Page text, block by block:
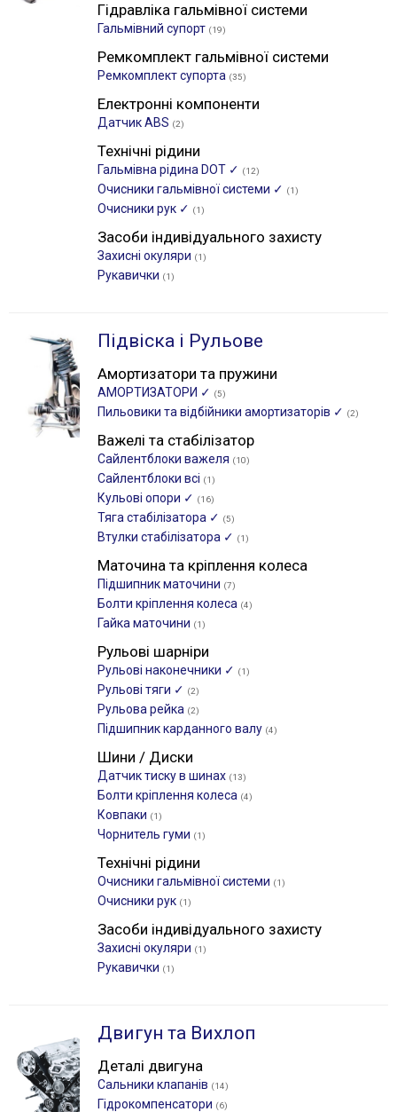
Гідравліка гальмівної системи
Гальмівний супорт (19)
Ремкомплект гальмівної системи
Ремкомплект супорта (35)
Електронні компоненти
Датчик ABS (2)
Технічні рідини
Гальмівна рідина DOT ✓ (12)
Очисники гальмівної системи ✓ (1)
Очисники рук ✓ (1)
Засоби індивідуального захисту
Захисні окуляри (1)
Рукавички (1)
Підвіска і Рульове
Амортизатори та пружини
АМОРТИЗАТОРИ ✓ (5)
Пильовики та відбійники амортизаторів ✓ (2)
Важелі та стабілізатор
Сайлентблоки важеля (10)
Сайлентблоки всі (1)
Кульові опори ✓ (16)
Тяга стабілізатора ✓ (5)
Втулки стабілізатора ✓ (1)
Маточина та кріплення колеса
Підшипник маточини (7)
Болти кріплення колеса (4)
Гайка маточини (1)
Рульові шарніри
Рульові наконечники ✓ (1)
Рульові тяги ✓ (2)
Рульова рейка (2)
Підшипник карданного валу (4)
Шини / Диски
Датчик тиску в шинах (13)
Болти кріплення колеса (4)
Ковпаки (1)
Чорнитель гуми (1)
Технічні рідини
Очисники гальмівної системи (1)
Очисники рук (1)
Засоби індивідуального захисту
Захисні окуляри (1)
Рукавички (1)
Двигун та Вихлоп
Деталі двигуна
Сальники клапанів (14)
Гідрокомпенсатори (6)